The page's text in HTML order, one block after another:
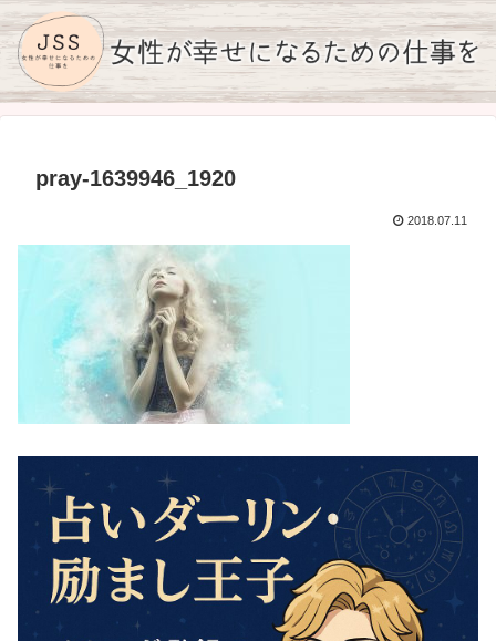
pray-1639946_1920
2018.07.11